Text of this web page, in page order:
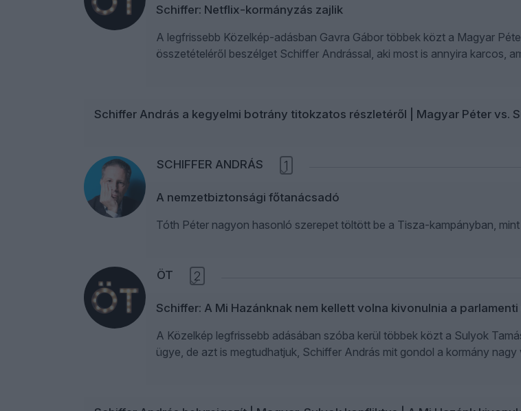
Schiffer: Netflix-kormányzás zajlik
A legfrissebb Közelkép-adásban Gavra Gábor többek közt a Magyar
összetételéről beszélget Schiffer Andrással, aki most is annyira karcos,
Schiffer András a kegyelmi botrány titokzatos részletéről | Magyar Péter vs.
SCHIFFER ANDRÁS 1
A nemzetbiztonsági főtanácsadó
Tóth Péter nagyon hasonló szerepet töltött be a Tisza-kampányban,
ÖT 2
Schiffer: A Mi Hazánknak nem kellett volna kivonulnia a
A Közelkép legfrissebb adásában szóba kerül többek közt a Sulyok
ügye, de azt is megtudhatjuk, Schiffer András mit gondol a kormány